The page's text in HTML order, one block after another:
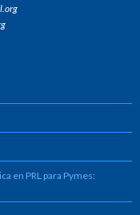
en PRL para Pymes: